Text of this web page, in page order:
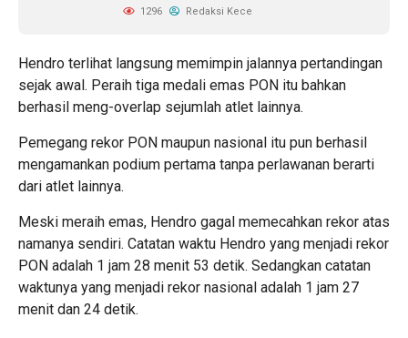
1296 Redaksi Kece
Hendro terlihat langsung memimpin jalannya pertandingan
sejak awal. Peraih tiga medali emas PON itu bahkan
berhasil meng-overlap sejumlah atlet lainnya.
Pemegang rekor PON maupun nasional itu pun berhasil
mengamankan podium pertama tanpa perlawanan berarti
dari atlet lainnya.
Meski meraih emas, Hendro gagal memecahkan rekor atas
namanya sendiri. Catatan waktu Hendro yang menjadi rekor
PON adalah 1 jam 28 menit 53 detik. Sedangkan catatan
waktunya yang menjadi rekor nasional adalah 1 jam 27
menit dan 24 detik.